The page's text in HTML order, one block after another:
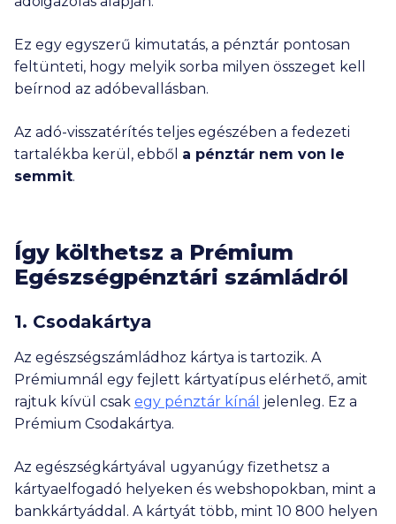
Ez egy egyszerű kimutatás, a pénztár pontosan
feltünteti, hogy melyik sorba milyen összeget kell
beírnod az adóbevallásban.
Az adó-visszatérítés teljes egészében a fedezeti
tartalékba kerül, ebből a pénztár nem von le
semmit.
Így költhetsz a Prémium
Egészségpénztári számládról
1. Csodakártya
Az egészségszámládhoz kártya is tartozik. A
Prémiumnál egy fejlett kártyatípus elérhető, amit
rajtuk kívül csak egy pénztár kínál jelenleg. Ez a
Prémium Csodakártya.
Az egészségkártyával ugyanúgy fizethetsz a
kártyaelfogadó helyeken és webshopokban, mint a
bankkártyáddal. A kártyát több, mint 10 800 helyen